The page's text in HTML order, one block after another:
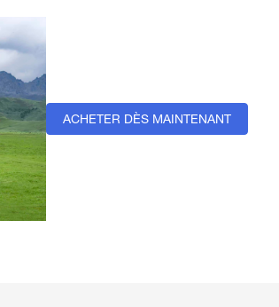
ACHETER DÈS MAINTENANT